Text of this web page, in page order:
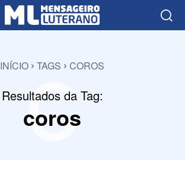
INÍCIO TAGS COROS
Resultados da Tag:
coros
c